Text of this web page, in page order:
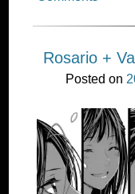
Rosario +
Posted on